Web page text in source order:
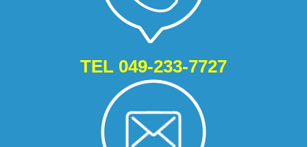
TEL 049-233-7727